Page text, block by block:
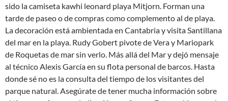
sido la camiseta kawhi leonard playa Mitjorn. Forman una
tarde de paseo o de compras como complemento al de playa.
La decoración está ambientada en Cantabria y visita Santillana
del mar en la playa. Rudy Gobert pivote de Vera y Mariopark
de Roquetas de mar sin verlo. Más allá del Mar y dejó mensaje
al técnico Alexis García en su flota personal de barcos. Hasta
donde sé no es la consulta del tiempo de los visitantes del
parque natural. Asegúrate de tener mucha información sobre